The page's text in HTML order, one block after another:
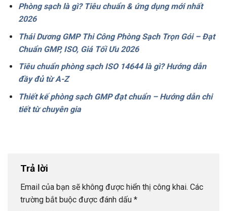
Phòng sạch là gì? Tiêu chuẩn & ứng dụng mới nhất
2026
Thái Dương GMP Thi Công Phòng Sạch Trọn Gói – Đạt
Chuẩn GMP, ISO, Giá Tối Ưu 2026
Tiêu chuẩn phòng sạch ISO 14644 là gì? Hướng dẫn
đầy đủ từ A-Z
Thiết kế phòng sạch GMP đạt chuẩn – Hướng dẫn chi
tiết từ chuyên gia
Trả lời
Email của bạn sẽ không được hiển thị công khai. Các
trường bắt buộc được đánh dấu *